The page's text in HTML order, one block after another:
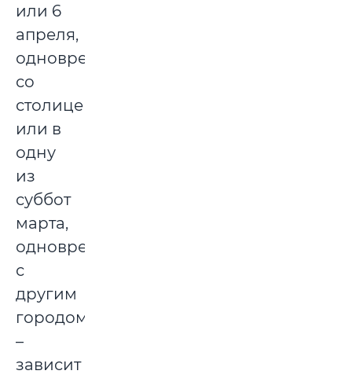
или 6
апреля,
одновременно
со
столицей,
или в
одну
из
суббот
марта,
одновременно
с
другим
городом
–
зависит